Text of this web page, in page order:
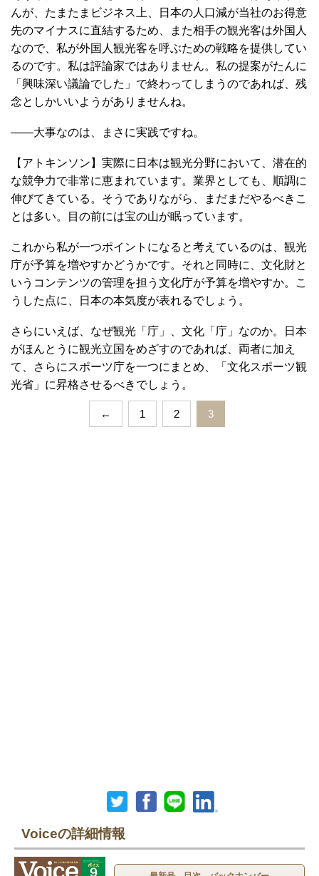
んが、たまたまビジネス上、日本の人口減が当社のお得意
先のマイナスに直結するため、また相手の観光客は外国人
なので、私が外国人観光客を呼ぶための戦略を提供してい
るのです。私は評論家ではありません。私の提案がたんに
「興味深い議論でした」で終わってしまうのであれば、残
念としかいいようがありませんね。
――大事なのは、まさに実践ですね。
【アトキンソン】実際に日本は観光分野において、潜在的
な競争力で非常に恵まれています。業界としても、順調に
伸びてきている。そうでありながら、まだまだやるべきこ
とは多い。目の前には宝の山が眠っています。
これから私が一つポイントになると考えているのは、観光
庁が予算を増やすかどうかです。それと同時に、文化財と
いうコンテンツの管理を担う文化庁が予算を増やすか。こ
うした点に、日本の本気度が表れるでしょう。
さらにいえば、なぜ観光「庁」、文化「庁」なのか。日本
がほんとうに観光立国をめざすのであれば、両者に加え
て、さらにスポーツ庁を一つにまとめ、「文化スポーツ観
光省」に昇格させるべきでしょう。
← 1 2 3
Voiceの詳細情報